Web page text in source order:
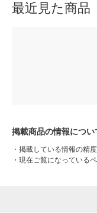
最近見た商品
掲載商品の情報につい
・ 掲載している情報の精
・ 現在ご覧になっている